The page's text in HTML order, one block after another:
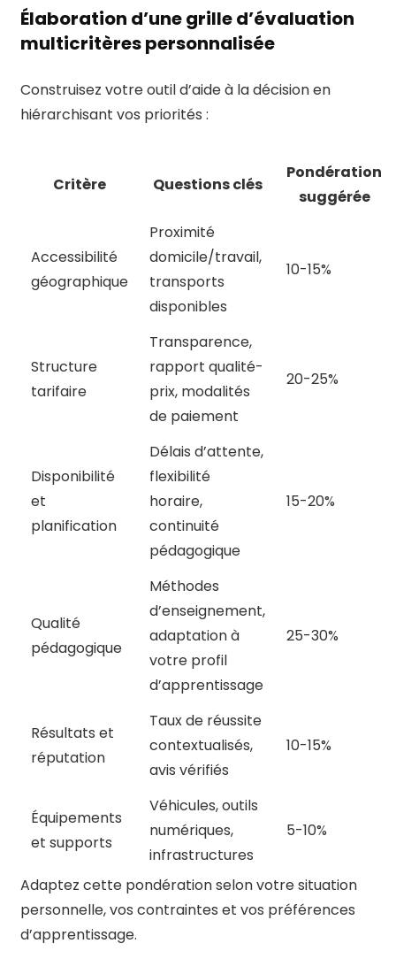
Élaboration d’une grille d’évaluation
multicritères personnalisée
Construisez votre outil d’aide à la décision en
hiérarchisant vos priorités :
Critère Questions clés
Pondération
suggérée
Accessibilité
géographique
Proximité
domicile/travail,
transports
disponibles
10-15%
Structure
tarifaire
Transparence,
rapport qualité-
prix, modalités
de paiement
20-25%
Disponibilité
et
planification
Délais d’attente,
flexibilité
horaire,
continuité
pédagogique
15-20%
Qualité
pédagogique
Méthodes
d’enseignement,
adaptation à
votre profil
d’apprentissage
25-30%
Résultats et
réputation
Taux de réussite
contextualisés,
avis vérifiés
10-15%
Équipements
et supports
Véhicules, outils
numériques,
infrastructures
5-10%
Adaptez cette pondération selon votre situation
personnelle, vos contraintes et vos préférences
d’apprentissage.